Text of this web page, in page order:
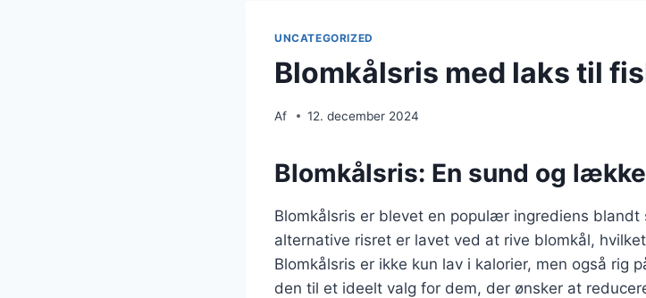
UNCATEGORIZED
Blomkålsris med laks til
Af 12. december 2024
Blomkålsris: En sund og
Blomkålsris er blevet en populær ingrediens
alternative risret er lavet ved at rive blomkål,
Blomkålsris er ikke kun lav i kalorier, men også rig
den til et ideelt valg for dem, der ønsker at